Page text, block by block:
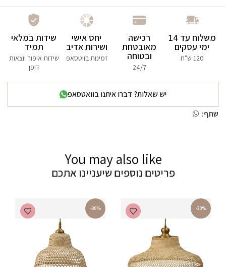
משלוח עד 14
ימי עסקים
120 ש"ח
רכישה
מאובטחת
ובטוחה
24/7
יחס אישי
ושירות אדיב
זמינות בווטסאפ
שידות במלאי
תמיד
שידות איפור יוצאות
דופן
יש שאלות? דברו איתנו בוואטסאפ
שתף:
You may also like
פריטים נוספים שיעניינו אתכם
-30%
-30%